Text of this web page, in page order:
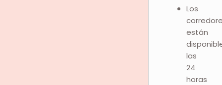
Los
están
las
24
horas